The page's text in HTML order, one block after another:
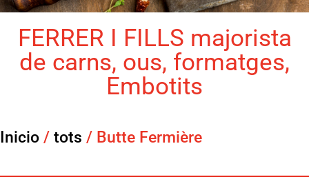
FERRER I FILLS majorista
de carns, ous, formatges,
Embotits
Inicio / tots / Butte Fermière